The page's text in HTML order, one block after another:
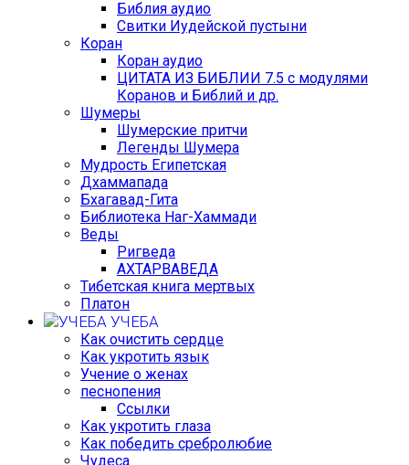
Библия аудио
Свитки Иудейской пустыни
Коран
Коран аудио
ЦИТАТА ИЗ БИБЛИИ 7.5 с модулями
Коранов и Библий и др.
Шумеры
Шумерские притчи
Легенды Шумера
Мудрость Египетская
Дхаммапада
Бхагавад-Гита
Библиотека Наг-Хаммади
Веды
Ригведа
АХТАРВАВЕДА
Тибетская книга мертвых
Платон
УЧЕБА
Как очистить сердце
Как укротить язык
Учение о женах
песнопения
Ссылки
Как укротить глаза
Как победить сребролюбие
Чудеса